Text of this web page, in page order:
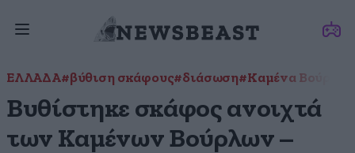
ΕΛΛΑΔΑ#βύθιση σκάφους#διάσωση#Καμένα Βούρλα
Βυθίστηκε σκάφος ανοιχτά
των Καμένων Βούρλων –